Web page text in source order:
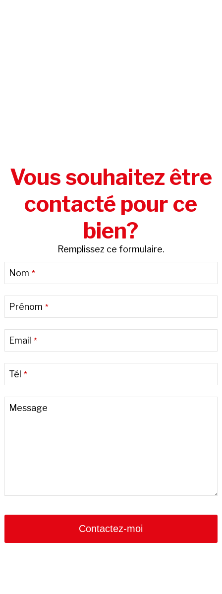
Vous souhaitez être
contacté pour ce
bien?
Remplissez ce formulaire.
Nom *
Prénom *
Email *
Tél *
Message
Contactez-moi